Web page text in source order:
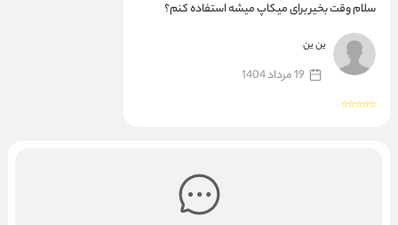
سلام وقت بخیر برای میکاپ میشه استفاده کنم؟
ین ین
19 مرداد 1404